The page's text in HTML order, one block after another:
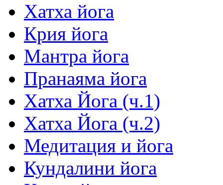
Хатха йога
Крия йога
Мантра йога
Пранаяма йога
Хатха Йога (ч.1)
Хатха Йога (ч.2)
Медитация и йога
Кундалини йога